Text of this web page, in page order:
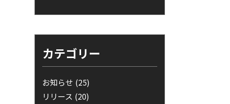
カテゴリー
お知らせ (25)
リリース (20)